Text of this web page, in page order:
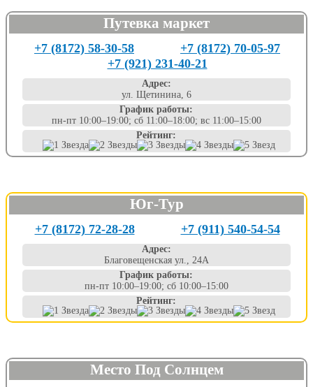
Путевка маркет
+7 (8172) 58-30-58
+7 (8172) 70-05-97
+7 (921) 231-40-21
Адрес:
ул. Щетинина, 6
График работы:
пн-пт 10:00–19:00; сб 11:00–18:00; вс 11:00–15:00
Рейтинг:
Юг-Тур
+7 (8172) 72-28-28 +7 (911) 540-54-54
Адрес:
Благовещенская ул., 24А
График работы:
пн-пт 10:00–19:00; сб 10:00–15:00
Рейтинг:
Место Под Солнцем